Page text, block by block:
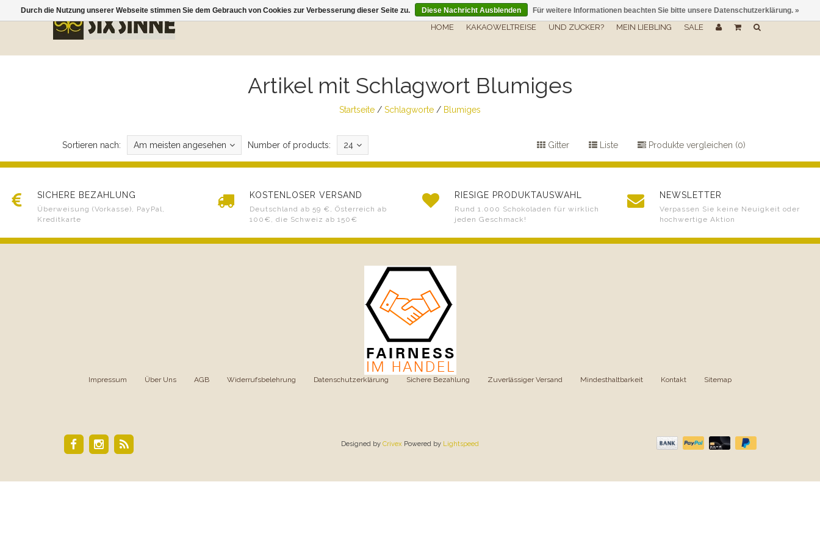
HOME KAKAOWELTREISE UND ZUCKER? MEIN LIEBLING SALE
Artikel mit Schlagwort Blumiges
Startseite / Schlagworte / Blumiges
Sortieren nach: Am meisten angesehen Number of products: 24 Gitter Liste Produkte vergleichen (0)
SICHERE BEZAHLUNG
Überweisung (Vorkasse), PayPal,
Kreditkarte
KOSTENLOSER VERSAND
Deutschland ab 59 €, Österreich ab
100€, die Schweiz ab 150€
RIESIGE PRODUKTAUSWAHL
Rund 1.000 Schokoladen für wirklich
jeden Geschmack!
NEWSLETTER
Verpassen Sie keine Neuigkeit oder
hochwertige Aktion
Impressum Über Uns AGB Widerrufsbelehrung Datenschutzerklärung Sichere Bezahlung Zuverlässiger Versand Mindesthaltbarkeit Kontakt Sitemap
Designed by Crivex Powered by Lightspeed
Durch die Nutzung unserer Webseite stimmen Sie dem Gebrauch von Cookies zur Verbesserung dieser Seite zu. Diese Nachricht Ausblenden Für weitere Informationen beachten Sie bitte unsere Datenschutzerklärung. »